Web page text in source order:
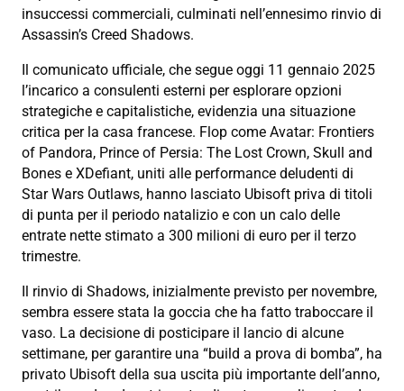
insuccessi commerciali, culminati nell’ennesimo rinvio di
Assassin’s Creed Shadows.
Il comunicato ufficiale, che segue oggi 11 gennaio 2025
l’incarico a consulenti esterni per esplorare opzioni
strategiche e capitalistiche, evidenzia una situazione
critica per la casa francese. Flop come Avatar: Frontiers
of Pandora, Prince of Persia: The Lost Crown, Skull and
Bones e XDefiant, uniti alle performance deludenti di
Star Wars Outlaws, hanno lasciato Ubisoft priva di titoli
di punta per il periodo natalizio e con un calo delle
entrate nette stimato a 300 milioni di euro per il terzo
trimestre.
Il rinvio di Shadows, inizialmente previsto per novembre,
sembra essere stata la goccia che ha fatto traboccare il
vaso. La decisione di posticipare il lancio di alcune
settimane, per garantire una “build a prova di bomba”, ha
privato Ubisoft della sua uscita più importante dell’anno,